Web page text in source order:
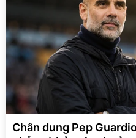
Chân dung Pep